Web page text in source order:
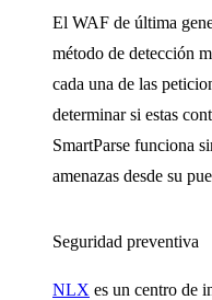
El WAF de última
método de detección
cada una de las
determinar si estas
SmartParse funciona
amenazas desde su
Seguridad preventiva
NLX es un centro de